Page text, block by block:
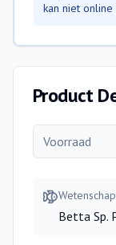
kan niet
Product
Voorraad
Betta Sp.